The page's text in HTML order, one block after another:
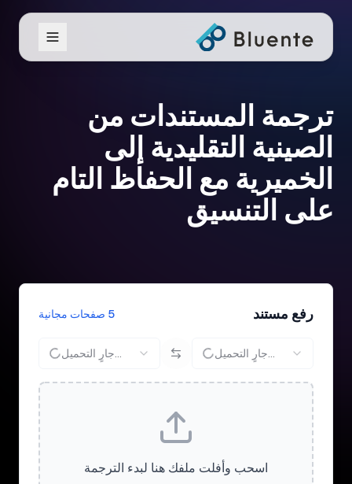
ترجمة المستندات من
الصينية التقليدية إلى
الخميرية مع الحفاظ التام
على التنسيق
رفع مستند 5 صفحات مجانية
جارٍ التحميل... جارٍ التحميل...
اسحب وأفلت ملفك هنا لبدء الترجمة